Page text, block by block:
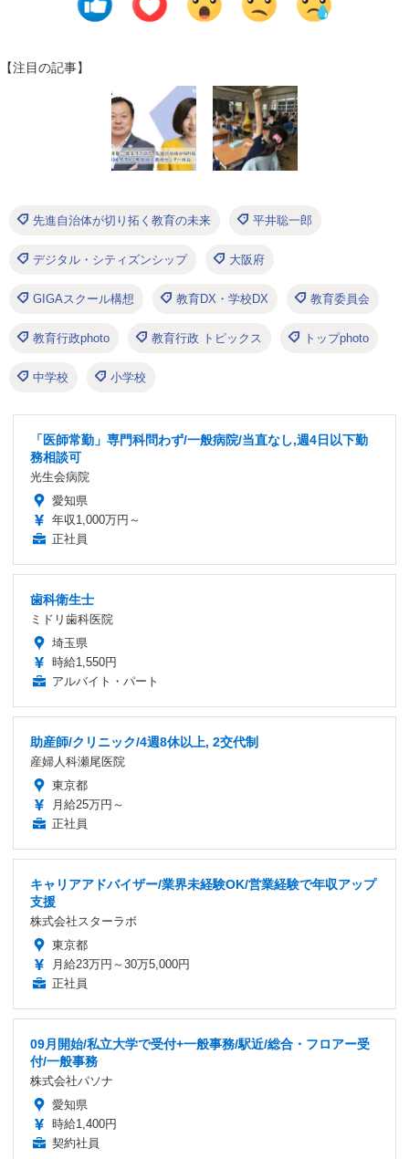
【注目の記事】
先進自治体が切り拓く教育の未来 平井聡一郎
デジタル・シティズンシップ 大阪府
GIGAスクール構想 教育DX・学校DX 教育委員会
教育行政photo 教育行政 トピックス トップphoto
中学校 小学校
「医師常勤」専門科問わず/一般病院/当直なし,週4日以下勤
務相談可
光生会病院
愛知県
年収1,000万円～
正社員
歯科衛生士
ミドリ歯科医院
埼玉県
時給1,550円
アルバイト・パート
助産師/クリニック/4週8休以上, 2交代制
産婦人科瀬尾医院
東京都
月給25万円～
正社員
キャリアアドバイザー/業界未経験OK/営業経験で年収アップ
支援
株式会社スターラボ
東京都
月給23万円～30万5,000円
正社員
09月開始/私立大学で受付+一般事務/駅近/総合・フロアー受
付/一般事務
株式会社パソナ
愛知県
時給1,400円
契約社員